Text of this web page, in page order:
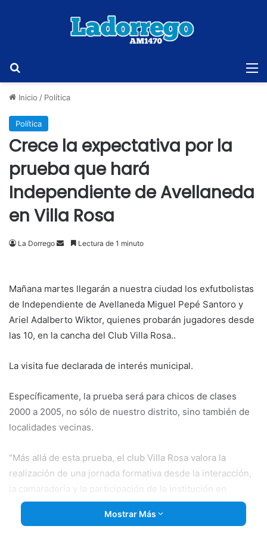
Inicio / Política
Política
Crece la expectativa por la
prueba que hará
Independiente de Avellaneda
en Villa Rosa
La Dorrego
SendLectura de 1 minuto
Mañana martes llegarán a nuestra ciudad los exfutbolistas
de Independiente de Avellaneda Miguel Pepé Santoro y
Ariel Adalberto Wiktor, quienes probarán jugadores desde
las 10, en la cancha del Club Villa Rosa..
La visita fue declarada de interés municipal.
Específicamente, la prueba será para chicos de clases
2000 a 2005, no sólo de nuestro distrito, sino también de
localidades vecinas.
“Más allá de esta prueba, el club Villa Rosa valora la
realización de una jornada formativa desde la interacción,
la camaradería y la participación de la institución en
eventos de carácter social”, explicó la concejala del FPV
Griselda Rodríguez, quien también es dirigente de la
Mostrar Más